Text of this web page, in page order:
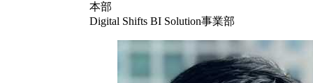
本部
Digital Shifts BI Solution事業部